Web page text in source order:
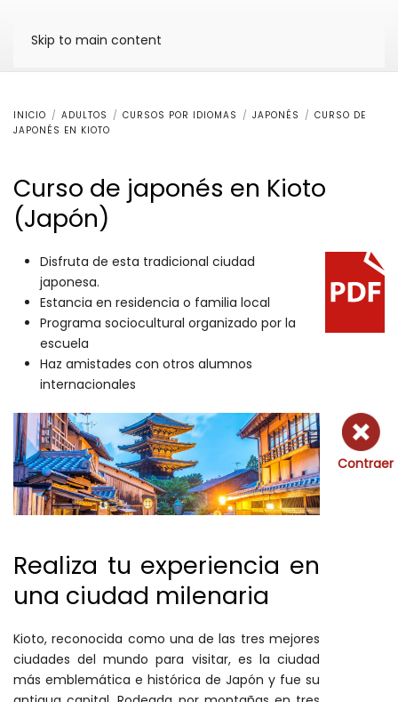
Skip to main content
INICIO ADULTOS CURSOS POR IDIOMAS JAPONÉS
CURSO DE
JAPONÉS EN KIOTO
Curso de japonés en Kioto
(Japón)
Disfruta de esta tradicional ciudad
japonesa.
Estancia en residencia o familia local
Programa sociocultural organizado por la
escuela
Haz amistades con otros alumnos
internacionales
Realiza tu experiencia en
una ciudad milenaria
Kioto, reconocida como una de las tres mejores
ciudades del mundo para visitar, es la ciudad
más emblemática e histórica de Japón y fue su
Contraer